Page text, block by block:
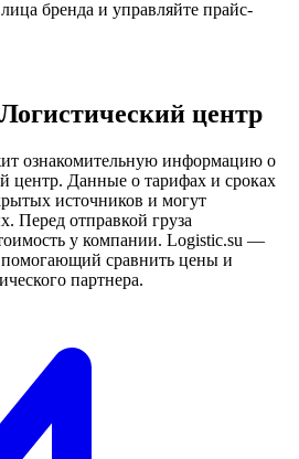
бренда и управляйте прайс-
центр
ознакомительную информацию о
центр. Данные о тарифах и сроках
источников и могут
Перед отправкой груза
у компании. Logistic.su —
помогающий сравнить цены и
партнера.